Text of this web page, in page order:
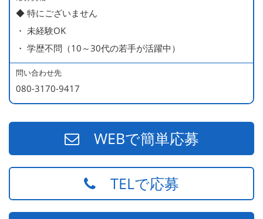
◆ 特にございません
・ 未経験OK
・ 学歴不問（10～30代の若手が活躍中）
問い合わせ先
080-3170-9417
WEBで簡単応募
TELで応募